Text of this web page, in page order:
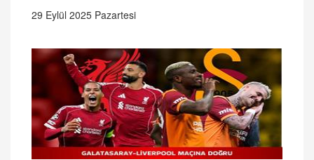
29 Eylül 2025 Pazartesi